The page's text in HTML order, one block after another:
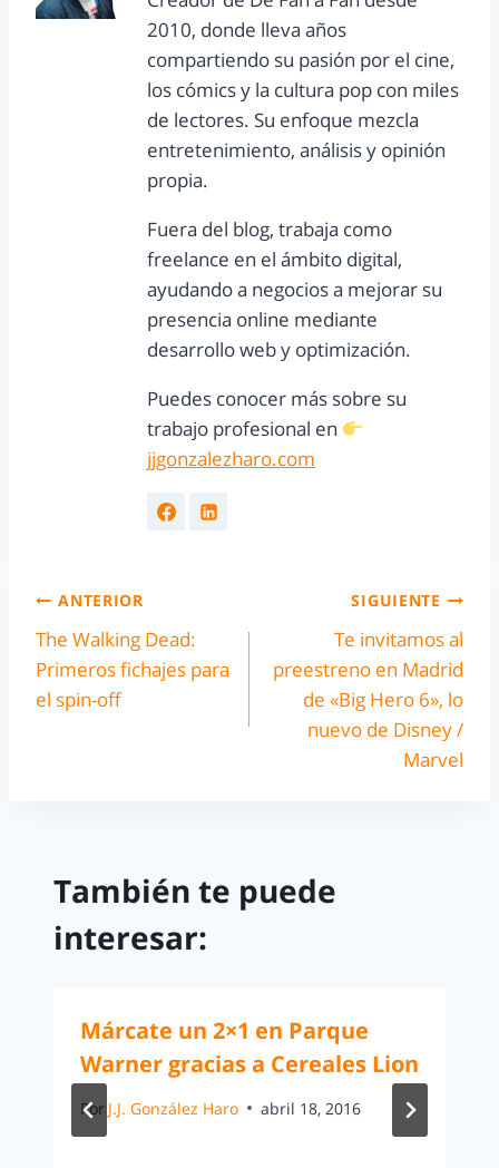
2010, donde lleva años
compartiendo su pasión por el cine,
los cómics y la cultura pop con miles
de lectores. Su enfoque mezcla
entretenimiento, análisis y opinión
propia.
Fuera del blog, trabaja como
freelance en el ámbito digital,
ayudando a negocios a mejorar su
presencia online mediante
desarrollo web y optimización.
Puedes conocer más sobre su
trabajo profesional en
jjgonzalezharo.com
ANTERIOR
The Walking Dead:
Primeros fichajes para
el spin-off
SIGUIENTE
Te invitamos al
preestreno en Madrid
de «Big Hero 6», lo
nuevo de Disney /
Marvel
También te puede
interesar:
Márcate un 2×1 en Parque
Warner gracias a Cereales Lion
Por J.J. González Haro abril 18, 2016